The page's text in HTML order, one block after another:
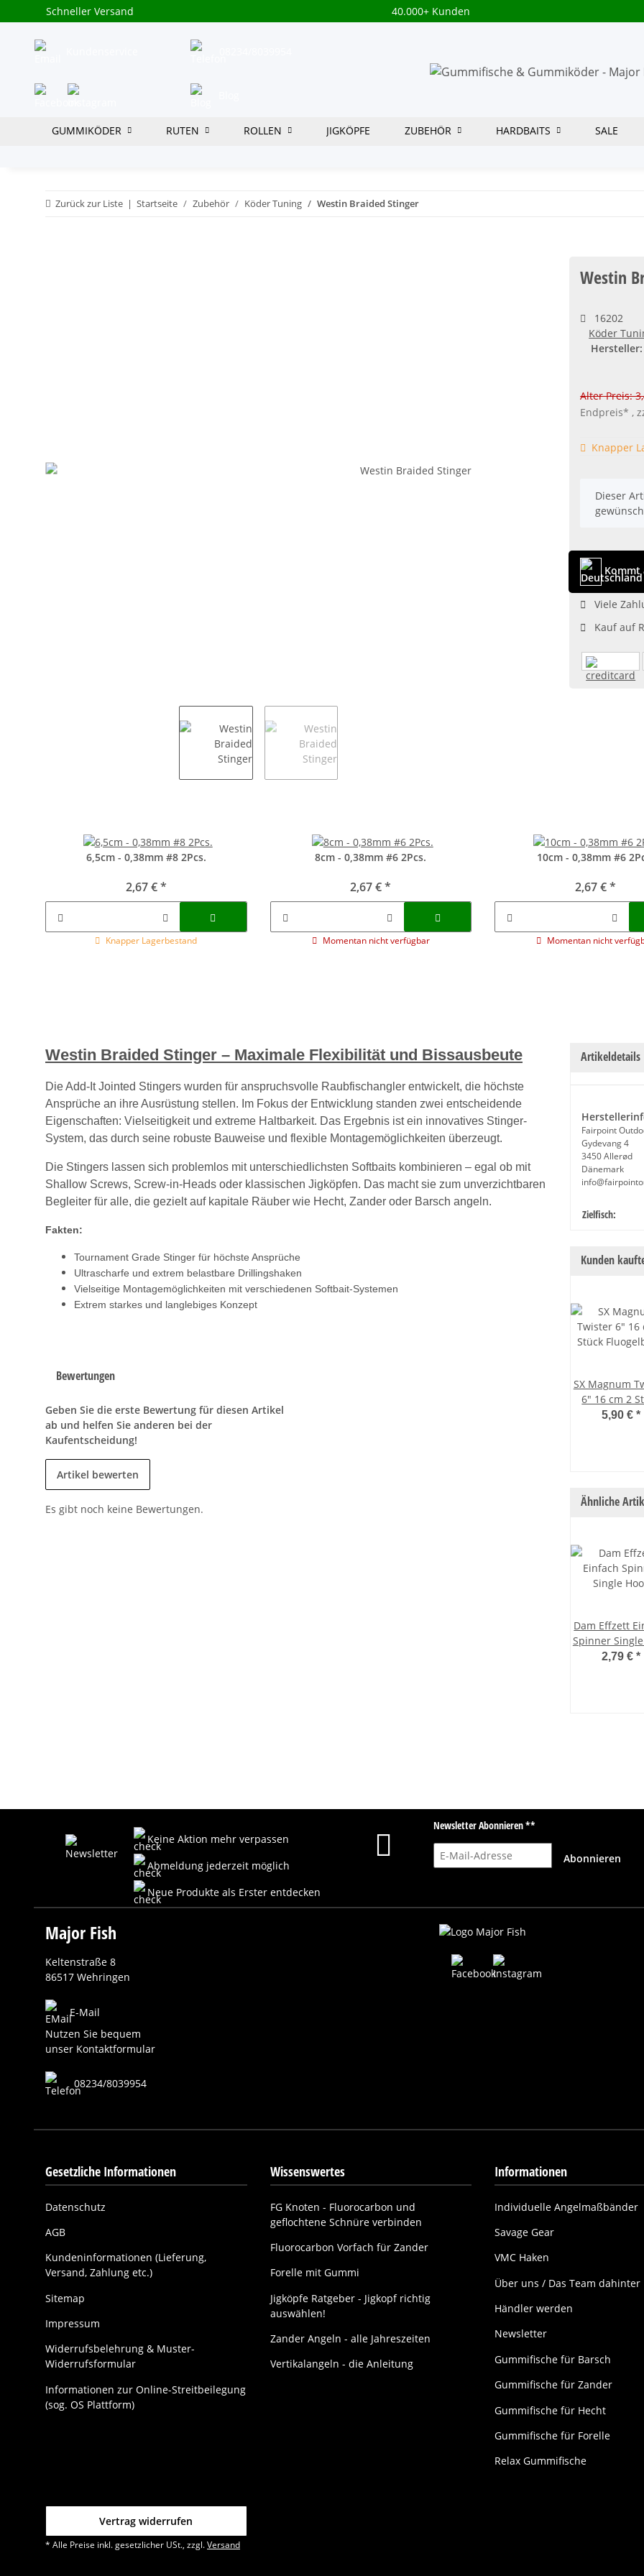
Schneller Versand 40.000+ Kunden
GUMMIKÖDER RUTEN ROLLEN JIGKÖPFE ZUBEHÖR HARDBAITS SALE
Zurück zur Liste Startseite Zubehör Köder Tuning Westin Braided Stinger
Westin
16202
Köder
Hersteller:
Alter Preis:
Endpreis* ,
Knapper
x
Dieser
Kommt
Viele
Kauf auf
6,5cm - 0,38mm #8 2Pcs.
2,67 €*
Knapper Lagerbestand
8cm - 0,38mm #6 2Pcs.
2,67 €*
Momentan nicht verfügbar
10cm - 0,38mm #6
2,67 €*
Momentan nicht
Westin Braided Stinger – Maximale Flexibilität und Bissausbeute
Die Add-It Jointed Stingers wurden für anspruchsvolle Raubfischangler entwickelt, die höchste
Ansprüche an ihre Ausrüstung stellen. Im Fokus der Entwicklung standen zwei entscheidende
Eigenschaften: Vielseitigkeit und extreme Haltbarkeit. Das Ergebnis ist ein innovatives Stinger-
System, das durch seine robuste Bauweise und flexible Montagemöglichkeiten überzeugt.
Die Stingers lassen sich problemlos mit unterschiedlichsten Softbaits kombinieren – egal ob mit
Shallow Screws, Screw-in-Heads oder klassischen Jigköpfen. Das macht sie zum unverzichtbaren
Begleiter für alle, die gezielt auf kapitale Räuber wie Hecht, Zander oder Barsch angeln.
Fakten:
Tournament Grade Stinger für höchste Ansprüche
Ultrascharfe und extrem belastbare Drillingshaken
Vielseitige Montagemöglichkeiten mit verschiedenen Softbait-Systemen
Extrem starkes und langlebiges Konzept
Bewertungen
Geben Sie die erste Bewertung für diesen Artikel
ab und helfen Sie anderen bei der
Kaufentscheidung!
Artikel bewerten
Es gibt noch keine Bewertungen.
Artikeldetails
Fairpoint
Gydevang 4
3450 Allerød
Dänemark
Wert
Zielfisch:
Kunden
SX Magnum
6" 16 cm 2
Fluogelb Rot
5,90 €*
Ähnliche
Dam Effzett
Spinner
2,79 €*
Keine Aktion mehr verpassen
Abmeldung jederzeit möglich
Neue Produkte als Erster entdecken
Newsletter Abonnieren **
E-Mail-Adresse
Abonnieren
Major Fish
Keltenstraße 8
86517 Wehringen
E-Mail
Nutzen Sie bequem
unser Kontaktformular
08234/8039954
Gesetzliche Informationen
Datenschutz
AGB
Kundeninformationen (Lieferung,
Versand, Zahlung etc.)
Sitemap
Impressum
Widerrufsbelehrung & Muster-
Widerrufsformular
Informationen zur Online-Streitbeilegung
(sog. OS Plattform)
Wissenswertes
FG Knoten - Fluorocarbon und
geflochtene Schnüre verbinden
Fluorocarbon Vorfach für Zander
Forelle mit Gummi
Jigköpfe Ratgeber - Jigkopf richtig
auswählen!
Zander Angeln - alle Jahreszeiten
Vertikalangeln - die Anleitung
Informationen
Individuelle Angelmaßbänder
Savage Gear
VMC Haken
Über uns / Das Team dahinter
Händler werden
Newsletter
Gummifische für Barsch
Gummifische für Zander
Gummifische für Hecht
Gummifische für Forelle
Relax Gummifische
Vertrag widerrufen
* Alle Preise inkl. gesetzlicher USt., zzgl.Versand